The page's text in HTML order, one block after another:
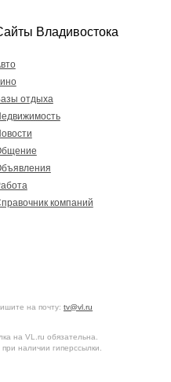
Владивостока
отдыха
компаний
на почту: tv@vl.ru
на VL.ru обязательна.
наличии гиперссылки.